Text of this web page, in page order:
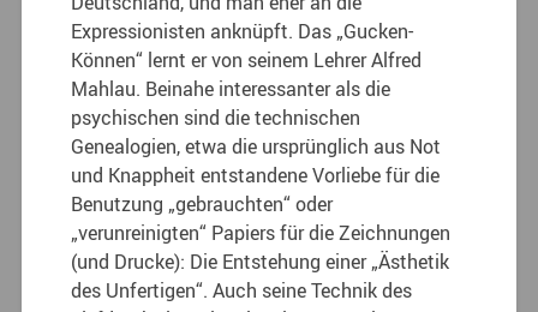
Expressionisten anknüpft. Das „Gucken-
Können“ lernt er von seinem Lehrer Alfred
Mahlau. Beinahe interessanter als die
psychischen sind die technischen
Genealogien, etwa die ursprünglich aus Not
und Knappheit entstandene Vorliebe für die
Benutzung „gebrauchten“ oder
„verunreinigten“ Papiers für die Zeichnungen
(und Drucke): Die Entstehung einer „Ästhetik
des Unfertigen“. Auch seine Technik des